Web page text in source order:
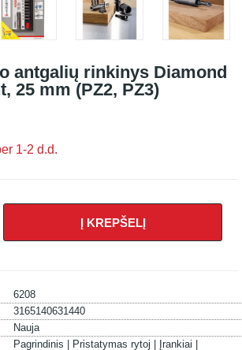
antgalių rinkinys Diamond
25 mm (PZ2, PZ3)
1-2 d.d.
Į KREPŠELĮ
6208
3165140631440
Nauja
Pagrindinis | Pristatymas rytoj |
Įrankiai |